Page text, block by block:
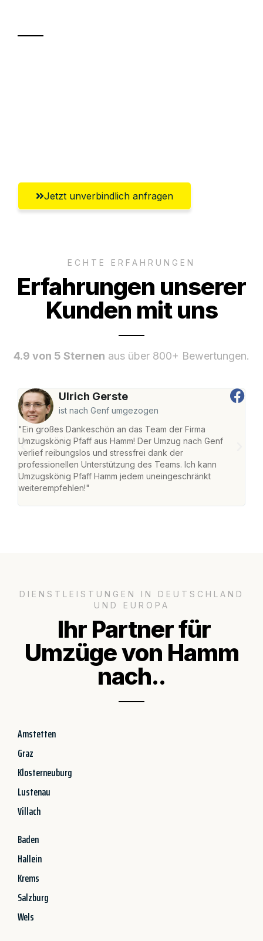
Jetzt unverbindlich anfragen
ECHTE ERFAHRUNGEN
Erfahrungen unserer
Kunden mit uns
4.9 von 5 Sternen aus über 800+ Bewertungen.
Ulrich Gerste
ist nach Genf umgezogen
"Ein großes Dankeschön an das Team der Firma
Umzugskönig Pfaff aus Hamm! Der Umzug nach Genf
verlief reibungslos und stressfrei dank der
professionellen Unterstützung des Teams. Ich kann
Umzugskönig Pfaff Hamm jedem uneingeschränkt
weiterempfehlen!"
DIENSTLEISTUNGEN IN DEUTSCHLAND
UND EUROPA
Ihr Partner für
Umzüge von Hamm
nach..
Amstetten
Graz
Klosterneuburg
Lustenau
Villach
Baden
Hallein
Krems
Salzburg
Wels